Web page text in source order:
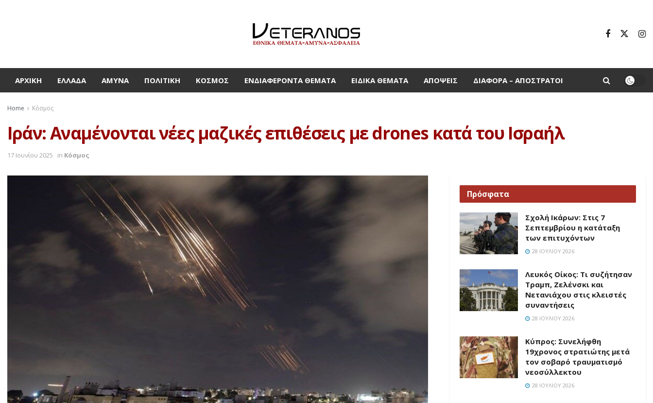
ΑΡΧΙΚΉ ΕΛΛΆΔΑ ΆΜΥΝΑ ΠΟΛΙΤΙΚΉ ΚΌΣΜΟΣ ΕΝΔΙΑΦΈΡΟΝΤΑ ΘΈΜΑΤΑ ΕΙΔΙΚΆ ΘΈΜΑΤΑ ΑΠΌΨΕΙΣ ΔΙΆΦΟΡΑ – ΑΠΌΣΤΡΑΤΟΙ
Home Κόσμος
Ιράν: Αναμένονται νέες μαζικές επιθέσεις με drones κατά του Ισραήλ
17 Ιουνίου 2025 in Κόσμος
Πρόσφατα
Σχολή Ικάρων: Στις 7
Σεπτεμβρίου η κατάταξη
των επιτυχόντων
28 ΙΟΥΛΊΟΥ 2026
Λευκός Οίκος: Τι συζήτησαν
Τραμπ, Ζελένσκι και
Νετανιάχου στις κλειστές
συναντήσεις
28 ΙΟΥΛΊΟΥ 2026
Κύπρος: Συνελήφθη
19χρονος στρατιώτης μετά
τον σοβαρό τραυματισμό
νεοσύλλεκτου
28 ΙΟΥΛΊΟΥ 2026